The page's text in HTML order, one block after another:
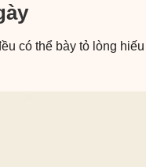
có thể bày tỏ lòng